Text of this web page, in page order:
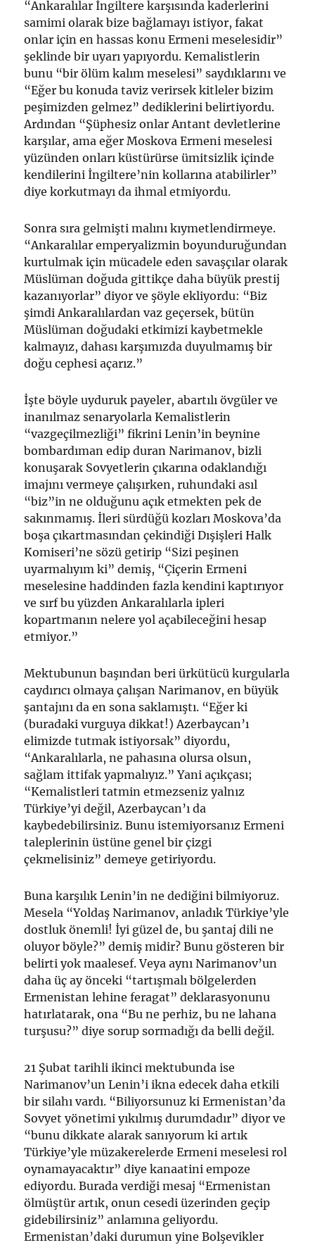
“Ankaralılar İngiltere karşısında kaderlerini
samimi olarak bize bağlamayı istiyor, fakat
onlar için en hassas konu Ermeni meselesidir”
şeklinde bir uyarı yapıyordu. Kemalistlerin
bunu “bir ölüm kalım meselesi” saydıklarını ve
“Eğer bu konuda taviz verirsek kitleler bizim
peşimizden gelmez” dediklerini belirtiyordu.
Ardından “Şüphesiz onlar Antant devletlerine
karşılar, ama eğer Moskova Ermeni meselesi
yüzünden onları küstürürse ümitsizlik içinde
kendilerini İngiltere’nin kollarına atabilirler”
diye korkutmayı da ihmal etmiyordu.
Sonra sıra gelmişti malını kıymetlendirmeye.
“Ankaralılar emperyalizmin boyunduruğundan
kurtulmak için mücadele eden savaşçılar olarak
Müslüman doğuda gittikçe daha büyük prestij
kazanıyorlar” diyor ve şöyle ekliyordu: “Biz
şimdi Ankaralılardan vaz geçersek, bütün
Müslüman doğudaki etkimizi kaybetmekle
kalmayız, dahası karşımızda duyulmamış bir
doğu cephesi açarız.”
İşte böyle uyduruk payeler, abartılı övgüler ve
inanılmaz senaryolarla Kemalistlerin
“vazgeçilmezliği” fikrini Lenin’in beynine
bombardıman edip duran Narimanov, bizli
konuşarak Sovyetlerin çıkarına odaklandığı
imajını vermeye çalışırken, ruhundaki asıl
“biz”in ne olduğunu açık etmekten pek de
sakınmamış. İleri sürdüğü kozları Moskova’da
boşa çıkartmasından çekindiği Dışişleri Halk
Komiseri’ne sözü getirip “Sizi peşinen
uyarmalıyım ki” demiş, “Çiçerin Ermeni
meselesine haddinden fazla kendini kaptırıyor
ve sırf bu yüzden Ankaralılarla ipleri
kopartmanın nelere yol açabileceğini hesap
etmiyor.”
Mektubunun başından beri ürkütücü kurgularla
caydırıcı olmaya çalışan Narimanov, en büyük
şantajını da en sona saklamıştı. “Eğer ki
(buradaki vurguya dikkat!) Azerbaycan’ı
elimizde tutmak istiyorsak” diyordu,
“Ankaralılarla, ne pahasına olursa olsun,
sağlam ittifak yapmalıyız.” Yani açıkçası;
“Kemalistleri tatmin etmezseniz yalnız
Türkiye’yi değil, Azerbaycan’ı da
kaybedebilirsiniz. Bunu istemiyorsanız Ermeni
taleplerinin üstüne genel bir çizgi
çekmelisiniz” demeye getiriyordu.
Buna karşılık Lenin’in ne dediğini bilmiyoruz.
Mesela “Yoldaş Narimanov, anladık Türkiye’yle
dostluk önemli! İyi güzel de, bu şantaj dili ne
oluyor böyle?” demiş midir? Bunu gösteren bir
belirti yok maalesef. Veya aynı Narimanov’un
daha üç ay önceki “tartışmalı bölgelerden
Ermenistan lehine feragat” deklarasyonunu
hatırlatarak, ona “Bu ne perhiz, bu ne lahana
turşusu?” diye sorup sormadığı da belli değil.
21 Şubat tarihli ikinci mektubunda ise
Narimanov’un Lenin’i ikna edecek daha etkili
bir silahı vardı. “Biliyorsunuz ki Ermenistan’da
Sovyet yönetimi yıkılmış durumdadır” diyor ve
“bunu dikkate alarak sanıyorum ki artık
Türkiye’yle müzakerelerde Ermeni meselesi rol
oynamayacaktır” diye kanaatini empoze
ediyordu. Burada verdiği mesaj “Ermenistan
ölmüştür artık, onun cesedi üzerinden geçip
gidebilirsiniz” anlamına geliyordu.
Ermenistan’daki durumun yine Bolşevikler